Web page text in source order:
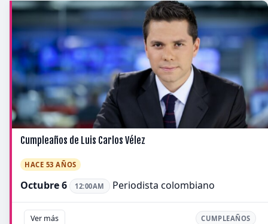
Cumpleaños de Luis Carlos Vélez
HACE 53 AÑOS
Octubre 6 12:00AM Periodista colombiano
Ver más CUMPLEAÑOS